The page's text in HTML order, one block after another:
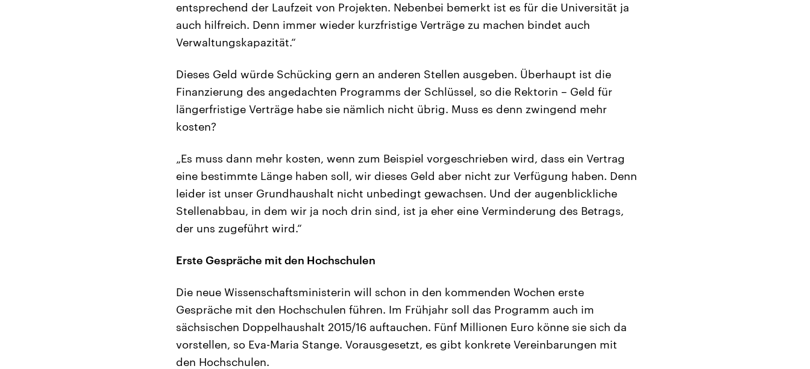
entsprechend der Laufzeit von Projekten. Nebenbei bemerkt ist es für die Universität ja
auch hilfreich. Denn immer wieder kurzfristige Verträge zu machen bindet auch
Verwaltungskapazität.“
Dieses Geld würde Schücking gern an anderen Stellen ausgeben. Überhaupt ist die
Finanzierung des angedachten Programms der Schlüssel, so die Rektorin – Geld für
längerfristige Verträge habe sie nämlich nicht übrig. Muss es denn zwingend mehr
kosten?
„Es muss dann mehr kosten, wenn zum Beispiel vorgeschrieben wird, dass ein Vertrag
eine bestimmte Länge haben soll, wir dieses Geld aber nicht zur Verfügung haben. Denn
leider ist unser Grundhaushalt nicht unbedingt gewachsen. Und der augenblickliche
Stellenabbau, in dem wir ja noch drin sind, ist ja eher eine Verminderung des Betrags,
der uns zugeführt wird.“
Erste Gespräche mit den Hochschulen
Die neue Wissenschaftsministerin will schon in den kommenden Wochen erste
Gespräche mit den Hochschulen führen. Im Frühjahr soll das Programm auch im
sächsischen Doppelhaushalt 2015/16 auftauchen. Fünf Millionen Euro könne sie sich da
vorstellen, so Eva-Maria Stange. Vorausgesetzt, es gibt konkrete Vereinbarungen mit
den Hochschulen.